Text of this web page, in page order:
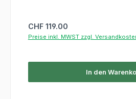
Regulärer Preis:
CHF 119.00
Preise inkl. MWST zzgl.
In den